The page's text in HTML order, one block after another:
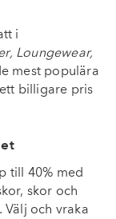
i
Loungewear,
mest populära
billigare pris
till 40% med
skor och
och vraka